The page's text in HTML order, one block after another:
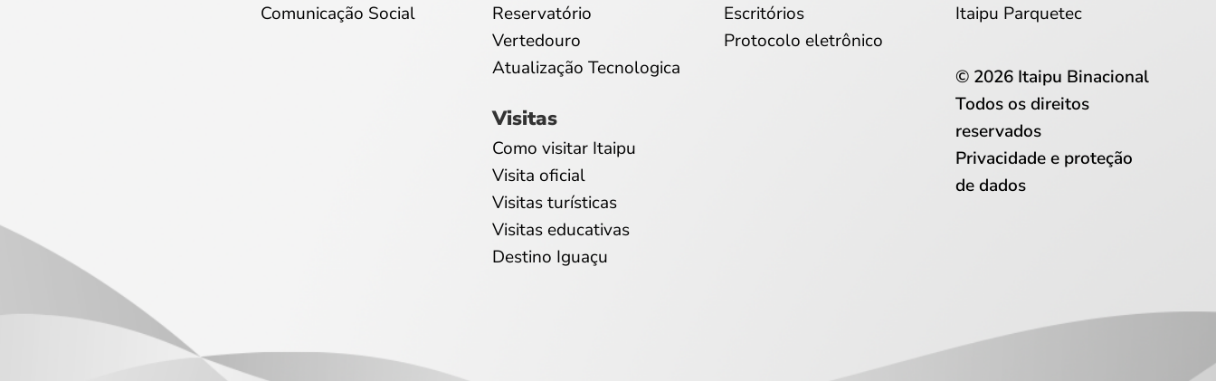
Comunicação Social
Reservatório
Vertedouro
Atualização Tecnologica
Visitas
Como visitar Itaipu
Visita oficial
Visitas turísticas
Visitas educativas
Destino Iguaçu
Escritórios
Protocolo eletrônico
Itaipu Parquetec
© 2026 Itaipu Binacional
Todos os direitos
reservados
Privacidade e proteção
de dados